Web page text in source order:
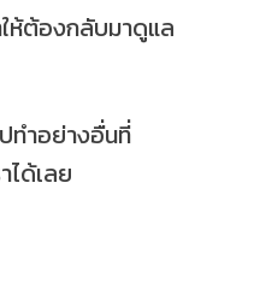
ห้ต้องกลับมาดูแล
ปทำอย่างอื่นที่
ได้เลย